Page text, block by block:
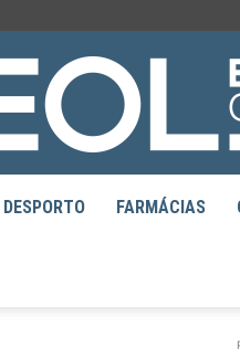
DESPORTO FARMÁCIAS